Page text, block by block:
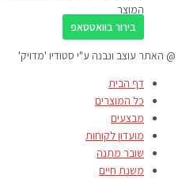
המוצר
בירור בוואטסאפ
@ האתר עוצב ונבנה ע"י סטודיו 'מדויק'
דף הבית
כל המוצרים
מבצעים
מועדון לקוחות
שובר מתנה
משנת חיים